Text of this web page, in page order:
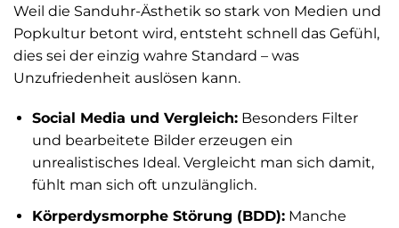
Weil die Sanduhr-Ästhetik so stark von Medien und
Popkultur betont wird, entsteht schnell das Gefühl,
dies sei der einzig wahre Standard – was
Unzufriedenheit auslösen kann.
Social Media und Vergleich:Besonders Filter
und bearbeitete Bilder erzeugen ein
unrealistisches Ideal. Vergleicht man sich damit,
fühlt man sich oft unzulänglich.
Körperdysmorphe Störung (BDD):Manche